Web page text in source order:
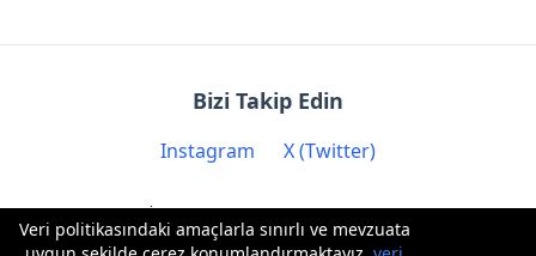
Veri politikasındaki amaçlarla sınırlı ve mevzuata
Bizi Takip Edin
Instagram X (Twitter)
İletişim: contact@biryere.com